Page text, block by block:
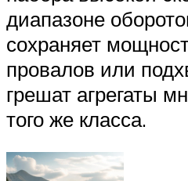
диапазоне
сохраняет
провалов или
грешат агрегаты
того же класса.